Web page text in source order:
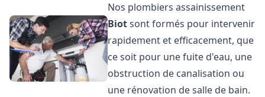
Nos plombiers assainissement
Biotsont formés pour intervenir
rapidement et efficacement, que
ce soit pour une fuite d'eau, une
obstruction de canalisation ou
une rénovation de salle de bain.